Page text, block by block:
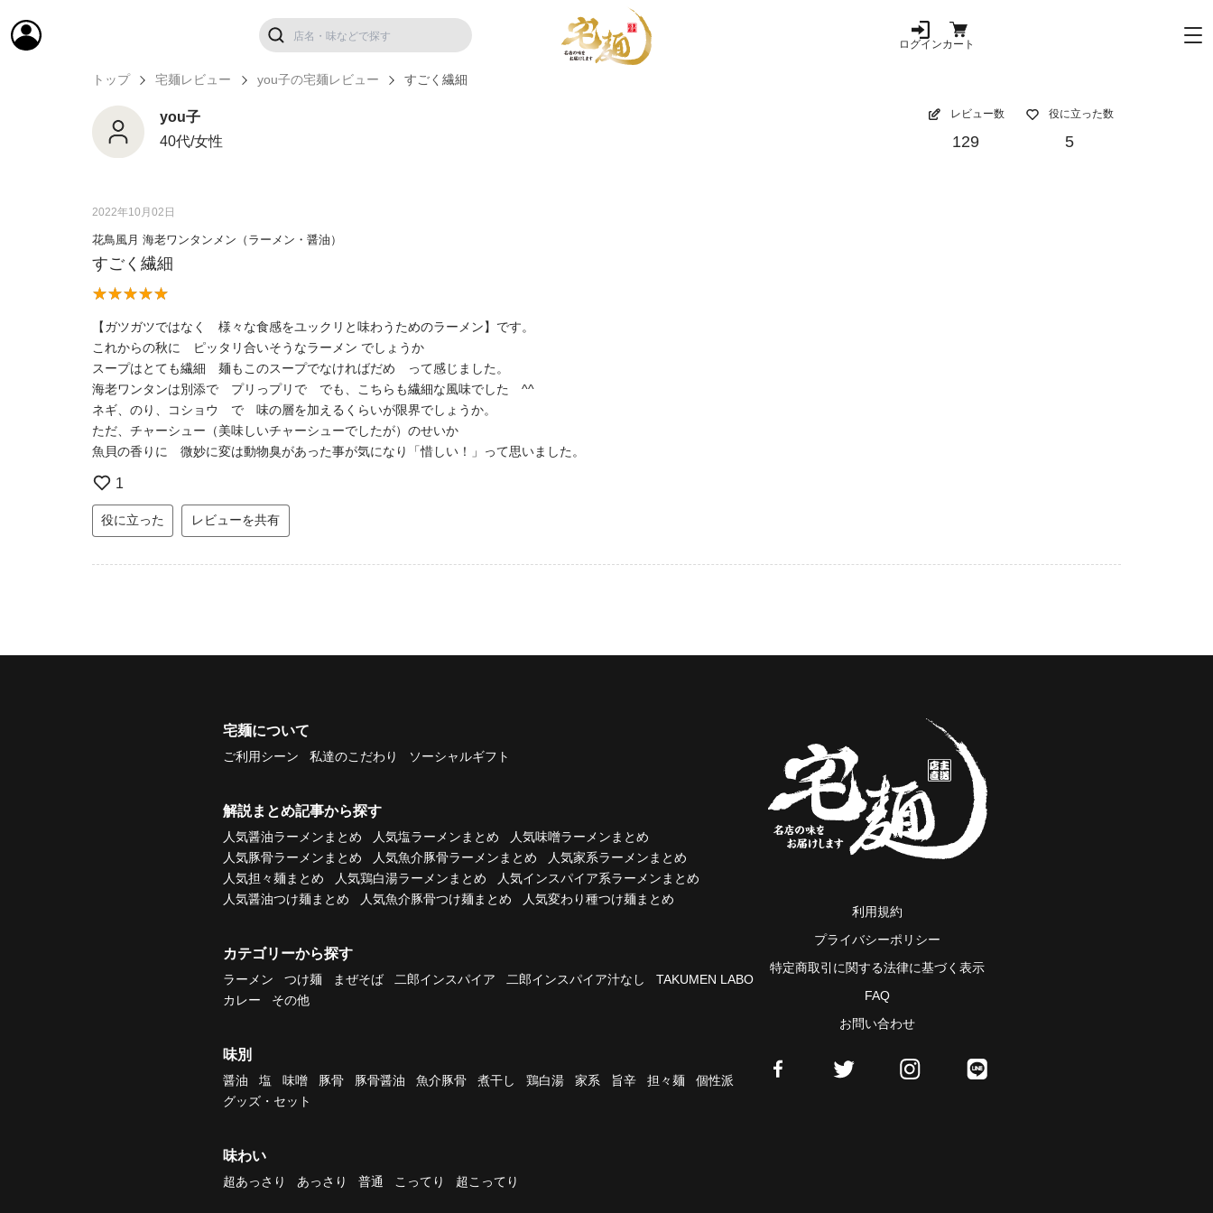
ログインカート
トップ 宅麺レビュー you子の宅麺レビュー すごく繊細
you子
40代/女性
レビュー数
129
役に立った数
5
2022年10月02日
花鳥風月 海老ワンタンメン（ラーメン・醤油）
すごく繊細
【ガツガツではなく 様々な食感をユックリと味わうためのラーメン】です。
これからの秋に ピッタリ合いそうなラーメン でしょうか
スープはとても繊細 麺もこのスープでなければだめ って感じました。
海老ワンタンは別添で プリっプリで でも、こちらも繊細な風味でした ^^
ネギ、のり、コショウ で 味の層を加えるくらいが限界でしょうか。
ただ、チャーシュー（美味しいチャーシューでしたが）のせいか
魚貝の香りに 微妙に変は動物臭があった事が気になり「惜しい！」って思いました。
1
役に立った レビューを共有
宅麺について
ご利用シーン 私達のこだわり ソーシャルギフト
解説まとめ記事から探す
人気醤油ラーメンまとめ 人気塩ラーメンまとめ
人気味噌ラーメンまとめ
人気豚骨ラーメンまとめ
人気魚介豚骨ラーメンまとめ
人気家系ラーメンまとめ
人気担々麺まとめ
人気鶏白湯ラーメンまとめ
人気インスパイア系ラーメンまとめ
人気醤油つけ麺まとめ
人気魚介豚骨つけ麺まとめ 人気変わり種つけ麺まとめ
カテゴリーから探す
ラーメン つけ麺 まぜそば 二郎インスパイア 二郎インスパイア汁なし
TAKUMEN LABO
カレー
その他
味別
醤油 塩 味噌 豚骨 豚骨醤油 魚介豚骨 煮干し 鶏白湯 家系 旨辛 担々麺
個性派
グッズ・セット
味わい
超あっさり あっさり 普通 こってり 超こってり
利用規約
プライバシーポリシー
特定商取引に関する法律に基づく表示
FAQ
お問い合わせ